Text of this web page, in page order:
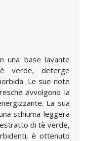
una base lavante
verde, deterge
Le sue note
avvolgono la
La sua
schiuma leggera
di tè verde,
è ottenuto